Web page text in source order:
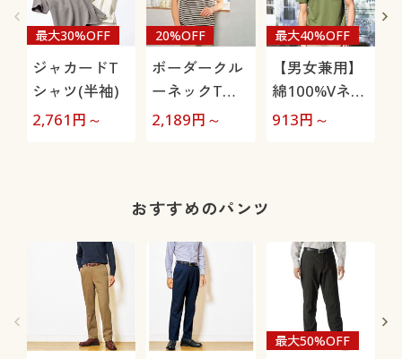
ジャカードT
シャツ(半袖)
最大30%OFF
2,761 円～
ボーダークル
ーネックTシ
ャツ(半袖)
20%OFF
2,189円～
【男女兼用】
綿100%Vネッ
クTシャツ(半
最大40%OFF
913円～
おすすめのパンツ
最大50%OFF